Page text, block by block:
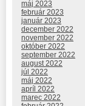
máj 2023
február 2023
január 2023
december 2022
november 2022
október 2022
september 2022
august 2022
júl 2022
máj 2022
apríl 2022
marec 2022